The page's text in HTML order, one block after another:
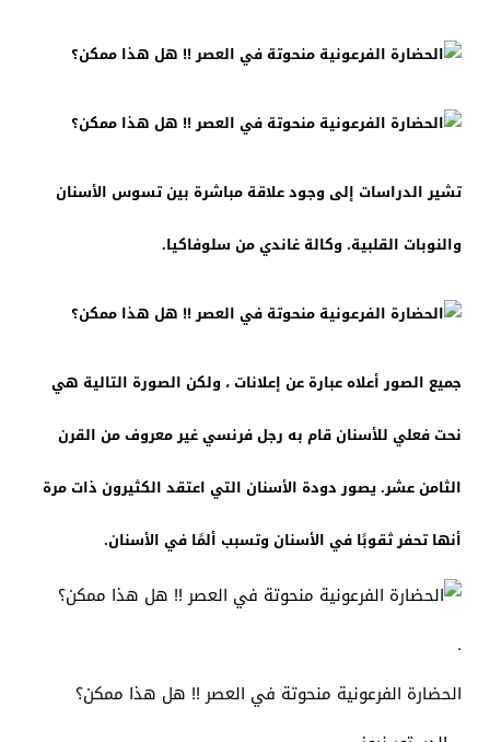
تشير الدراسات إلى وجود علاقة مباشرة بين تسوس الأسنان
والنوبات القلبية. وكالة غاندي من سلوفاكيا.
جميع الصور أعلاه عبارة عن إعلانات ، ولكن الصورة التالية هي
نحت فعلي للأسنان قام به رجل فرنسي غير معروف من القرن
الثامن عشر. يصور دودة الأسنان التي اعتقد الكثيرون ذات مرة
أنها تحفر ثقوبًا في الأسنان وتسبب ألمًا في الأسنان.
.
الحضارة الفرعونية منحوتة في العصر !! هل هذا ممكن؟